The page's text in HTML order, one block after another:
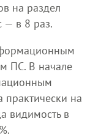
на раздел
— в 8 раз.
ПС. В начале
на
видимость в